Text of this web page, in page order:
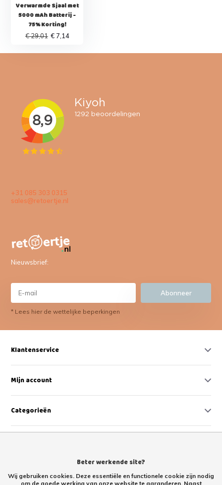
Verwarmde Sjaal met
5000 mAh Batterij -
75% Korting!
€ 29,01 € 7,14
+31 085 303 0315
sales@retoertje.nl
Nieuwsbrief:
Abonneer
* Lees hier de wettelijke beperkingen
Klantenservice
Mijn account
Categorieën
Beter werkende site?
Wij gebruiken cookies. Deze essentiële en functionele cookie zijn nodig
om de goede werking van onze website te garanderen. Naast